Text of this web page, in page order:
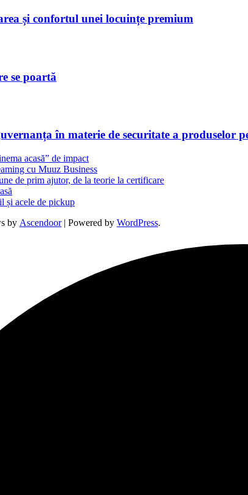
și confortul unei locuințe premium
se poartă
în materie de securitate a
acasă” de impact
cu Muuz Business
de prim ajutor, de la teorie la certificare
și acele de pickup
by Ascendoor| Powered by WordPress.